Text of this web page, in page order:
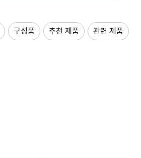
구성품 추천 제품 관련 제품